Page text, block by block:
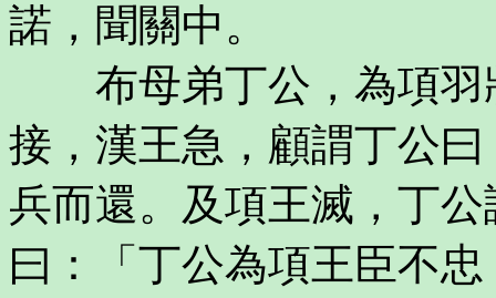
諾，聞關中。
布母弟丁公，為項羽
接，漢王急，顧謂丁公
兵而還。及項王滅，丁
曰：「丁公為項王臣不